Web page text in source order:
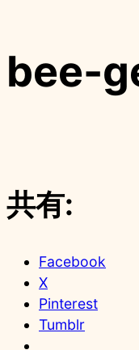
bee-
共有:
Facebook
X
Pinterest
Tumblr